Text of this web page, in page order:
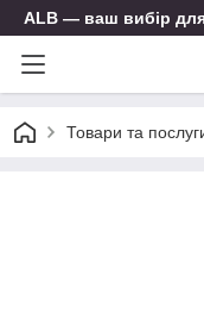
ALB — ваш вибір
Товари та